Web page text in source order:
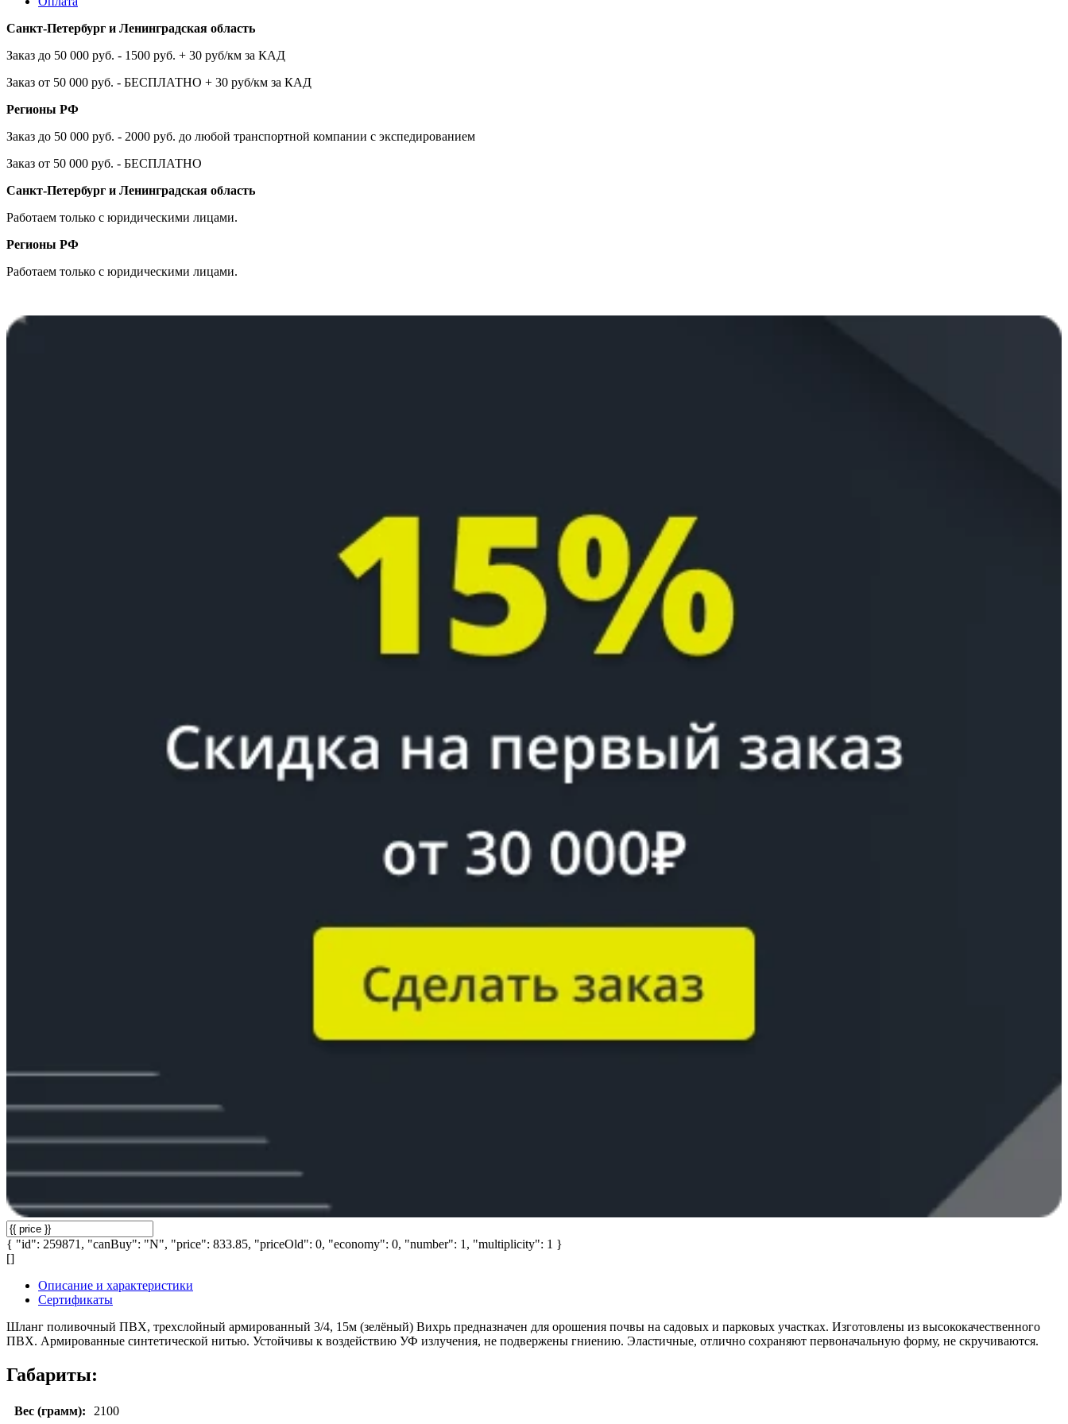
Санкт-Петербург и Ленинградская область
Заказ до 50 000 руб. - 1500 руб. + 30 руб/км за КАД
Заказ от 50 000 руб. - БЕСПЛАТНО + 30 руб/км за КАД
Регионы РФ
Заказ до 50 000 руб. - 2000 руб. до любой транспортной компании с экспедированием
Заказ от 50 000 руб. - БЕСПЛАТНО
Санкт-Петербург и Ленинградская область
Работаем только с юридическими лицами.
Регионы РФ
Работаем только с юридическими лицами.
{ "id": 259871, "canBuy": "N", "price": 833.85, "priceOld": 0, "economy": 0, "number": 1, "multiplicity": 1 }
[]
Описание и характеристики
Сертификаты
Шланг поливочный ПВХ, трехслойный армированный 3/4, 15м (зелёный) Вихрь предназначен для орошения почвы на садовых и парковых участках. Изготовлены из высококачественного
ПВХ. Армированные синтетической нитью. Устойчивы к воздействию УФ излучения, не подвержены гниению. Эластичные, отлично сохраняют первоначальную форму, не скручиваются.
Габариты:
Вес (грамм):
2100